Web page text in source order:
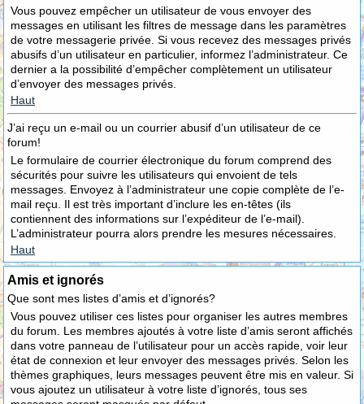
Vous pouvez empêcher un utilisateur de vous envoyer des
messages en utilisant les filtres de message dans les paramètres
de votre messagerie privée. Si vous recevez des messages privés
abusifs d’un utilisateur en particulier, informez l’administrateur. Ce
dernier a la possibilité d’empêcher complètement un utilisateur
d’envoyer des messages privés.
Haut
J’ai reçu un e-mail ou un courrier abusif d’un utilisateur de ce
forum!
Le formulaire de courrier électronique du forum comprend des
sécurités pour suivre les utilisateurs qui envoient de tels
messages. Envoyez à l’administrateur une copie complète de l’e-
mail reçu. Il est très important d’inclure les en-têtes (ils
contiennent des informations sur l’expéditeur de l’e-mail).
L’administrateur pourra alors prendre les mesures nécessaires.
Haut
Amis et ignorés
Que sont mes listes d’amis et d’ignorés?
Vous pouvez utiliser ces listes pour organiser les autres membres
du forum. Les membres ajoutés à votre liste d’amis seront affichés
dans votre panneau de l’utilisateur pour un accès rapide, voir leur
état de connexion et leur envoyer des messages privés. Selon les
thèmes graphiques, leurs messages peuvent être mis en valeur. Si
vous ajoutez un utilisateur à votre liste d’ignorés, tous ses